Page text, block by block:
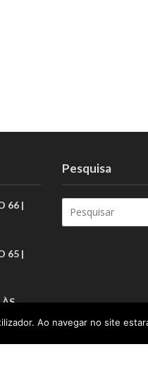
66 |
65 |
ÀS
Pesquisa
Ao navegar no site